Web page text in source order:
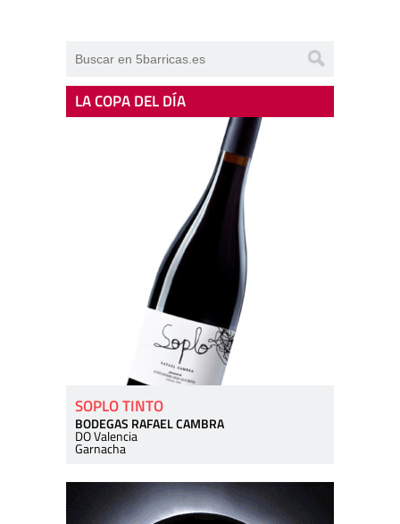
LA COPA DEL DÍA
SOPLO TINTO
BODEGAS RAFAEL CAMBRA
DO Valencia
Garnacha